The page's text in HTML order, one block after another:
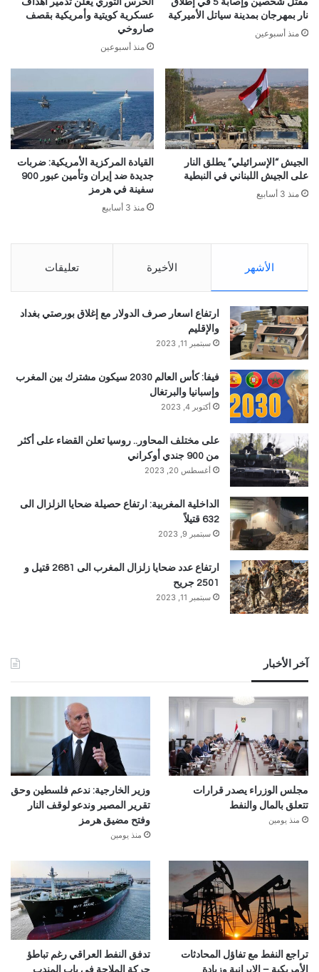
مقتل شخصين وإصابة 5 في إطلاق
نار بمهرجان بمدينة سياتل الأميركية
منذ أسبوعين
الحرس الثوري يعلن تدمير أهداف
عسكرية كويتية وأمريكية بقصف
صاروخي
منذ أسبوعين
الجيش “الإسرائيلي” يطلق النار
على الجيش اللبناني في النبطية
منذ 3 أسابيع
القيادة المركزية الأمريكية: ضربات
جديدة ضد إيران وتأمين عبور 900
سفينة في هرمز
منذ 3 أسابيع
الأشهر الأخيرة تعليقات
ارتفاع اسعار صرف الدولار مع إغلاق بورصتي بغداد
والإقليم
سبتمبر 11, 2023
فيفا: كأس العالم 2030 سيكون مشترك بين المغرب
وإسبانيا والبرتغال
أكتوبر 4, 2023
على مختلف المحاور.. روسيا تعلن القضاء على أكثر
من 900 جندي أوكراني
أغسطس 20, 2023
الداخلية المغربية: ارتفاع حصيلة ضحايا الزلزال الى
632 قتيلاً
سبتمبر 9, 2023
ارتفاع عدد ضحايا زلزال المغرب الى 2681 قتيل و
2501 جريح
سبتمبر 11, 2023
آخر الأخبار
مجلس الوزراء يصدر قرارات
تتعلق بالمال والنفط
منذ يومين
وزير الخارجية: ندعم فلسطين وحق
تقرير المصير وندعو لوقف النار
وفتح مضيق هرمز
منذ يومين
تراجع النفط مع تفاؤل المحادثات
الأمريكية – الإيرانية وزيادة
تدفق النفط العراقي رغم تباطؤ
حركة الملاحة في باب المندب